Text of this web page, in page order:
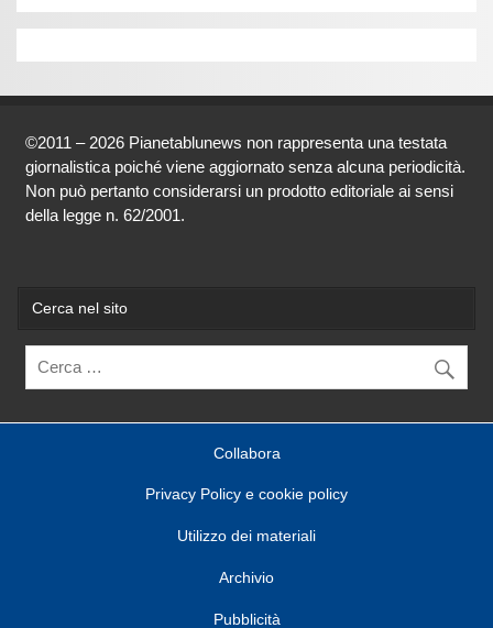
©2011 – 2026 Pianetablunews non rappresenta una testata
giornalistica poiché viene aggiornato senza alcuna periodicità.
Non può pertanto considerarsi un prodotto editoriale ai sensi
della legge n. 62/2001.
Cerca nel sito
Collabora
Privacy Policy e cookie policy
Utilizzo dei materiali
Archivio
Pubblicità